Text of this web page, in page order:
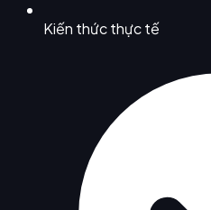
Kiến thức thực tế